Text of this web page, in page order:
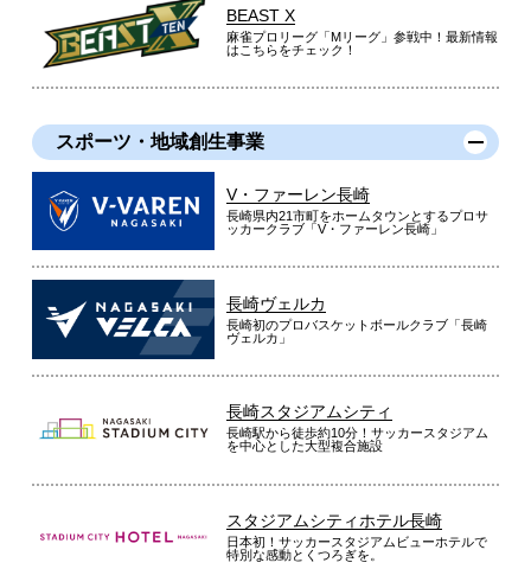
BEAST X
麻雀プロリーグ「Mリーグ」参戦中！最新情報
はこちらをチェック！
スポーツ・地域創生事業
V・ファーレン長崎
長崎県内21市町をホームタウンとするプロサ
ッカークラブ「V・ファーレン長崎」
長崎ヴェルカ
長崎初のプロバスケットボールクラブ「長崎
ヴェルカ」
長崎スタジアムシティ
長崎駅から徒歩約10分！サッカースタジアム
を中心とした大型複合施設
スタジアムシティホテル長崎
日本初！サッカースタジアムビューホテルで
特別な感動とくつろぎを。